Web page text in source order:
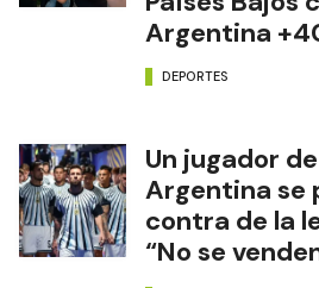
Argentina
DEPORTES
Un jugador
Argentina se
contra de la
“No se